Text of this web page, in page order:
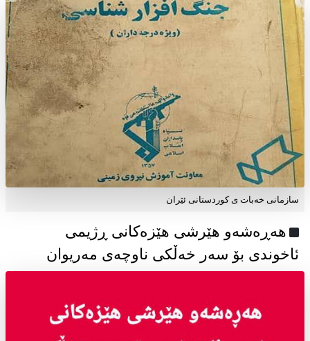
سازمانی خەبات ی كوردستانی ئێران
هەڕەشەو هێرشی هێزەکانی ڕژیمی
ئاخوندی بۆ سەر خەڵکی ناوچەی مەریوان